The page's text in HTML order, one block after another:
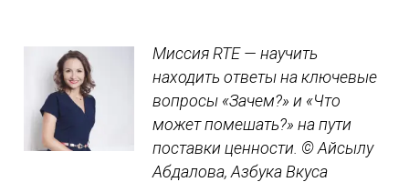
Миссия RTE — научить
находить ответы на ключевые
вопросы «Зачем?» и «Что
может помешать?» на пути
поставки ценности. © Айсылу
Абдалова, Азбука Вкуса